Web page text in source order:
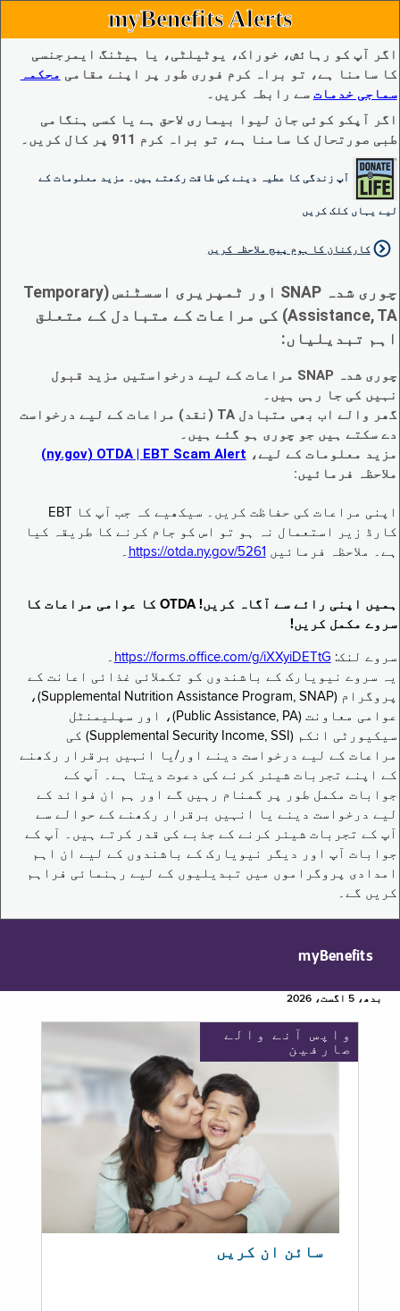
myBenefits Alerts
اگر آپ کو رہائش، خوراک، یوٹیلٹی، یا ہیٹنگ ایمرجنسی
کا سامنا ہے، تو براہ کرم فوری طور پر اپنے مقامی محکمہ
سماجی خدمات سے رابطہ کریں۔
اگر آپکو کوئی جان لیوا بیماری لاحق ہے یا کسی ہنگامی
طبی صورتحال کا سامنا ہے، تو براہ کرم 911 پر کال کریں۔
آپ زندگی کا عطیہ دینے کی طاقت رکھتے ہیں۔ مزید معلومات کے
لیے یہاں کلک کریں
کارکنان کا ہوم پیج ملاحظہ کریں
چوری شدہ SNAP اور ٹمپریری اسسٹنس (Temporary
Assistance, TA) کی مراعات کے متبادل کے متعلق
اہم تبدیلیاں:
چوری شدہ SNAP مراعات کے لیے درخواستیں مزید قبول
نہیں کی جا رہی ہیں۔
گھر والے اب بھی متبادل TA (نقد) مراعات کے لیے درخواست
دے سکتے ہیں جو چوری ہو گئے ہیں۔
مزید معلومات کے لیے، EBT Scam Alert ‏| OTDA ‏(ny.gov)
ملاحظہ فرمائیں:
اپنی مراعات کی حفاظت کریں۔ سیکھیے کہ جب آپ کا EBT
کارڈ زیر استعمال نہ ہو تو اس کو جام کرنے کا طریقہ کیا
ہے۔ ملاحظہ فرمائیں https://otda.ny.gov/5261 ۔
ہمیں اپنی رائے سے آگاہ کریں! OTDA کا عوامی مراعات کا
سروے مکمل کریں!
سروے لنک: https://forms.office.com/g/iXXyiDETtG ۔
یہ سروے نیویارک کے باشندوں کو تکملائی غذائی اعانت کے
پروگرام (Supplemental Nutrition Assistance Program, SNAP)،
عوامی معاونت (Public Assistance, PA)، اور سپلیمنٹل
سیکیورٹی انکم (Supplemental Security Income, SSI) کی
مراعات کے لیے درخواست دینے اور/یا انہیں برقرار رکھنے
کے اپنے تجربات شیئر کرنے کی دعوت دیتا ہے۔ آپ کے
جوابات مکمل طور پر گمنام رہیں گے اور ہم ان فوائد کے
لیے درخواست دینے یا انہیں برقرار رکھنے کے حوالے سے
آپ کے تجربات شیئر کرنے کے جذبے کی قدر کرتے ہیں۔ آپ کے
جوابات آپ اور دیگر نیویارک کے باشندوں کے لیے ان اہم
امدادی پروگراموں میں تبدیلیوں کے لیے رہنمائی فراہم
کریں گے۔
myBenefits
بدھ، 5 اگست، 2026
واپس آنے والے
صارفین
سائن ان کریں